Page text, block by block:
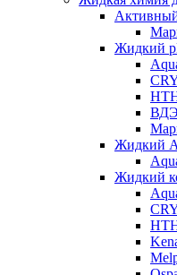
Жидкий
Жидкий
Жидкий